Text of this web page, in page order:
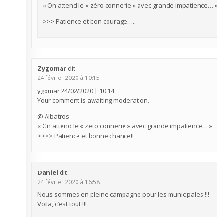
« On attend le « zéro connerie » avec grande impatience… »
>>> Patience et bon courage…..
Zygomar dit :
24 février 2020 à 10:15
ygomar 24/02/2020 | 10:14
Your comment is awaiting moderation.
@ Albatros
« On attend le « zéro connerie » avec grande impatience… »
>>>> Patience et bonne chance!!
Daniel dit :
24 février 2020 à 16:58
Nous sommes en pleine campagne pour les municipales !!!
Voila, c’est tout !!!